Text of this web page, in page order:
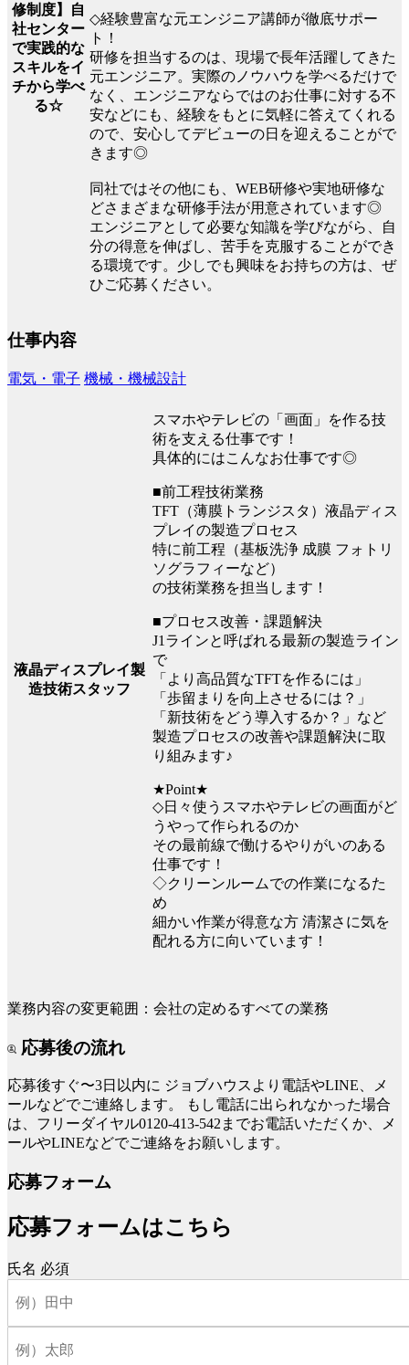
修制度】自
社センター
で実践的な
スキルをイ
チから学べ
る☆
◇経験豊富な元エンジニア講師が徹底サポー
ト！
研修を担当するのは、現場で長年活躍してきた
元エンジニア。実際のノウハウを学べるだけで
なく、エンジニアならではのお仕事に対する不
安などにも、経験をもとに気軽に答えてくれる
ので、安心してデビューの日を迎えることがで
きます◎
同社ではその他にも、WEB研修や実地研修な
どさまざまな研修手法が用意されています◎
エンジニアとして必要な知識を学びながら、自
分の得意を伸ばし、苦手を克服することができ
る環境です。少しでも興味をお持ちの方は、ぜ
ひご応募ください。
仕事内容
電気・電子 機械・機械設計
液晶ディスプレイ製
造技術スタッフ
スマホやテレビの「画面」を作る技
術を支える仕事です！
具体的にはこんなお仕事です◎
■前工程技術業務
TFT（薄膜トランジスタ）液晶ディス
プレイの製造プロセス
特に前工程（基板洗浄 成膜 フォトリ
ソグラフィーなど）
の技術業務を担当します！
■プロセス改善・課題解決
J1ラインと呼ばれる最新の製造ライン
で
「より高品質なTFTを作るには」
「歩留まりを向上させるには？」
「新技術をどう導入するか？」など
製造プロセスの改善や課題解決に取
り組みます♪
★Point★
◇日々使うスマホやテレビの画面がど
うやって作られるのか
その最前線で働けるやりがいのある
仕事です！
◇クリーンルームでの作業になるた
め
細かい作業が得意な方 清潔さに気を
配れる方に向いています！
業務内容の変更範囲：会社の定めるすべての業務
応募後の流れ
応募後すぐ〜3日以内に ジョブハウスより電話やLINE、メ
ールなどでご連絡します。
もし電話に出られなかった場合
は、フリーダイヤル0120-413-542までお電話いただくか、メ
ールやLINEなどでご連絡をお願いします。
応募フォーム
応募フォームはこちら
氏名 必須